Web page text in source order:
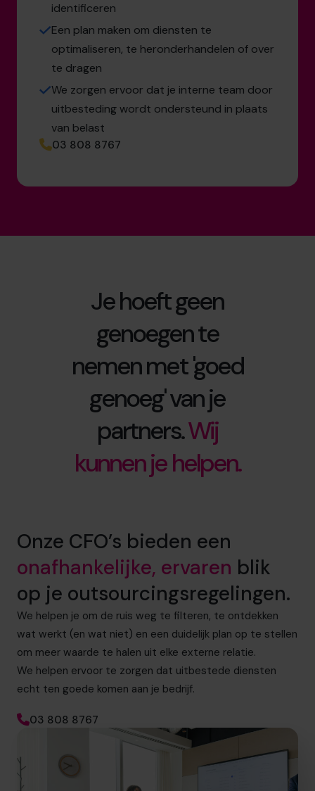
identificeren
Een plan maken om diensten te
optimaliseren, te heronderhandelen of over
te dragen
We zorgen ervoor dat je interne team door
uitbesteding wordt ondersteund in plaats
van belast
03 808 8767
Je hoeft geen
genoegen te
nemen met 'goed
genoeg' van je
partners.Wij
kunnen je helpen.
Onze CFO’s bieden een
onafhankelijke, ervaren blik
op je outsourcingsregelingen.
We helpen je om de ruis weg te filteren, te ontdekken
wat werkt (en wat niet) en een duidelijk plan op te stellen
om meer waarde te halen uit elke externe relatie.
We helpen ervoor te zorgen dat uitbestede diensten
echt ten goede komen aan je bedrijf.
03 808 8767